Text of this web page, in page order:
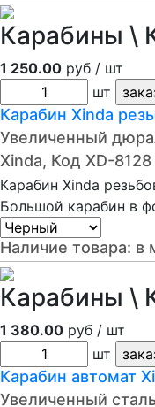
Карабины \
1 250.00 руб / шт
шт
Карабин Xinda
Увеличенный
Xinda, Код XD-8128
Карабин Xinda
Большой карабин в
Наличие товара: в
Карабины \
1 380.00 руб / шт
шт
Карабин автомат
Увеличенный